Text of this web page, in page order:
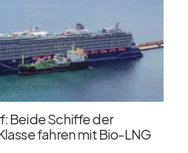
Beide Schiffe der
fahren mit Bio-LNG